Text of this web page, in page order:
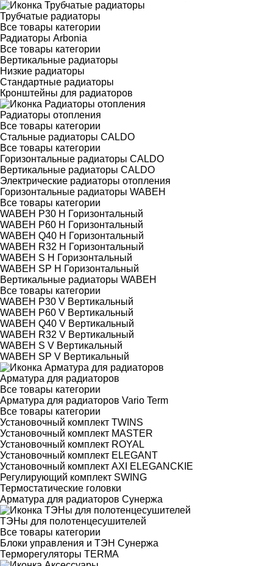
Трубчатые радиаторы
Все товары категории
Радиаторы Arbonia
Все товары категории
Вертикальные радиаторы
Низкие радиаторы
Стандартные радиаторы
Кронштейны для радиаторов
Радиаторы отопления
Все товары категории
Стальные радиаторы CALDO
Все товары категории
Горизонтальные радиаторы CALDO
Вертикальные радиаторы CALDO
Электрические радиаторы отопления
Горизонтальные радиаторы WABEH
Все товары категории
WABEH P30 H Горизонтальный
WABEH P60 H Горизонтальный
WABEH Q40 H Горизонтальный
WABEH R32 H Горизонтальный
WABEH S H Горизонтальный
WABEH SP H Горизонтальный
Вертикальные радиаторы WABEH
Все товары категории
WABEH P30 V Вертикальный
WABEH P60 V Вертикальный
WABEH Q40 V Вертикальный
WABEH R32 V Вертикальный
WABEH S V Вертикальный
WABEH SP V Вертикальный
Арматура для радиаторов
Все товары категории
Арматура для радиаторов Vario Term
Все товары категории
Установочный комплект TWINS
Установочный комплект MASTER
Установочный комплект ROYAL
Установочный комплект ELEGANT
Установочный комплект AXI ELEGANCKIE
Регулирующий комплект SWING
Термостатические головки
Арматура для радиаторов Сунержа
ТЭНы для полотенцесушителей
Все товары категории
Блоки управления и ТЭН Сунержа
Терморегуляторы TERMA